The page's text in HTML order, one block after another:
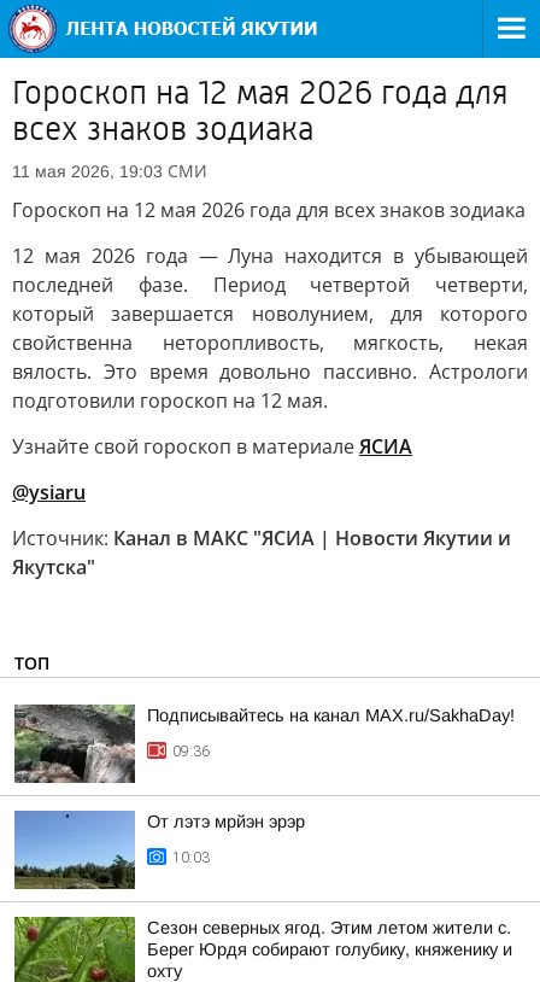
Гороскоп на 12 мая 2026 года для
всех знаков зодиака
11 мая 2026, 19:03 СМИ
Гороскоп на 12 мая 2026 года для всех знаков зодиака
12 мая 2026 года — Луна находится в убывающей
последней фазе. Период четвертой четверти,
который завершается новолунием, для которого
свойственна неторопливость, мягкость, некая
вялость. Это время довольно пассивно. Астрологи
подготовили гороскоп на 12 мая.
Узнайте свой гороскоп в материалеЯСИА
@ysiaru
Источник: Канал в МАКС "ЯСИА | Новости Якутии и
Якутска"
ТОП
Подписывайтесь на канал MAX.ru/SakhaDay!
09:36
От лэтэ мрйэн эрэр
10:03
Сезон северных ягод. Этим летом жители с.
Берег Юрдя собирают голубику, княженику и
охту